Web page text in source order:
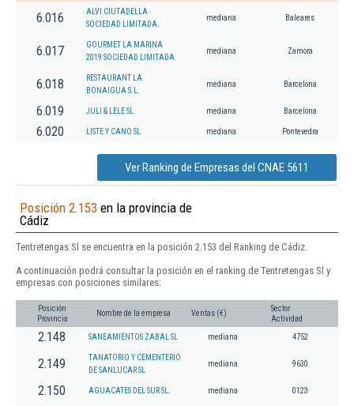
6.016
ALVI CIUTADELLA
SOCIEDAD LIMITADA.
mediana Baleares
6.017
GOURMET LA MARINA
2019 SOCIEDAD LIMITADA.
mediana Zamora
6.018
RESTAURANT LA
BONAIGUA S.L.
mediana Barcelona
6.019 JULI & LELE SL. mediana Barcelona
6.020 LISTE Y CANO SL. mediana Pontevedra
Ver Ranking de Empresas del CNAE 5611
Posición 2.153 en la provincia de
Cádiz
Tentretengas Sl se encuentra en la posición 2.153 del Ranking de Cádiz.
A continuación podrá consultar la posición en el ranking de Tentretengas Sl y
empresas con posiciones similares:
Posición
Provincia
Nombre de la empresa Ventas (€)
Sector
Actividad
2.148 SANEAMIENTOS ZABAL SL mediana 4752
2.149
TANATORIO Y CEMENTERIO
DE SANLUCAR SL
mediana 9630
2.150 AGUACATES DEL SUR SL. mediana 0123